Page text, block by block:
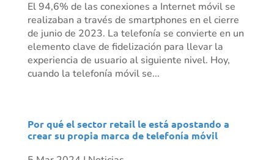
El 94,6% de las conexiones a Internet móvil se
realizaban a través de smartphones en el cierre
de junio de 2023. La telefonía se convierte en un
elemento clave de fidelización para llevar la
experiencia de usuario al siguiente nivel. Hoy,
cuando la telefonía móvil se...
Por qué el sector retail le está apostando a
crear su propia marca de telefonía móvil